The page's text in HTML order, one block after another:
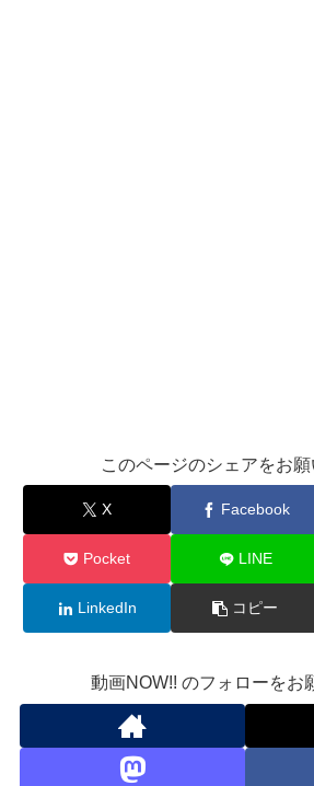
このページのシェアをお
X Facebook
Pocket LINE
LinkedIn コピー
動画NOW!! のフォローをお